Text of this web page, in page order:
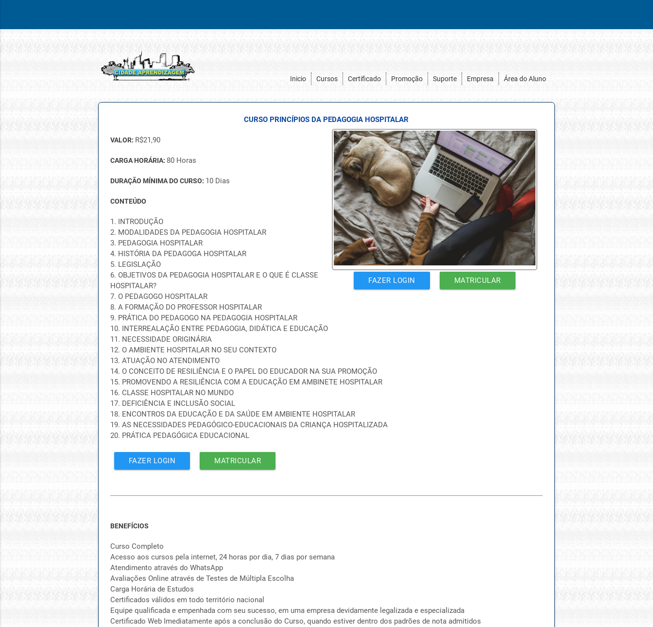
Inicio Cursos Certificado Promoção Suporte Empresa Área do Aluno
CURSO PRINCÍPIOS DA PEDAGOGIA HOSPITALAR
FAZER LOGIN MATRICULAR
VALOR: R$21,90
CARGA HORÁRIA: 80 Horas
DURAÇÃO MÍNIMA DO CURSO: 10 Dias
CONTEÚDO
1. INTRODUÇÃO
2. MODALIDADES DA PEDAGOGIA HOSPITALAR
3. PEDAGOGIA HOSPITALAR
4. HISTÓRIA DA PEDAGOGA HOSPITALAR
5. LEGISLAÇÃO
6. OBJETIVOS DA PEDAGOGIA HOSPITALAR E O QUE É CLASSE
HOSPITALAR?
7. O PEDAGOGO HOSPITALAR
8. A FORMAÇÃO DO PROFESSOR HOSPITALAR
9. PRÁTICA DO PEDAGOGO NA PEDAGOGIA HOSPITALAR
10. INTERREALAÇÃO ENTRE PEDAGOGIA, DIDÁTICA E EDUCAÇÃO
11. NECESSIDADE ORIGINÁRIA
12. O AMBIENTE HOSPITALAR NO SEU CONTEXTO
13. ATUAÇÃO NO ATENDIMENTO
14. O CONCEITO DE RESILIÊNCIA E O PAPEL DO EDUCADOR NA SUA PROMOÇÃO
15. PROMOVENDO A RESILIÊNCIA COM A EDUCAÇÃO EM AMBINETE HOSPITALAR
16. CLASSE HOSPITALAR NO MUNDO
17. DEFICIÊNCIA E INCLUSÃO SOCIAL
18. ENCONTROS DA EDUCAÇÃO E DA SAÚDE EM AMBIENTE HOSPITALAR
19. AS NECESSIDADES PEDAGÓGICO-EDUCACIONAIS DA CRIANÇA HOSPITALIZADA
20. PRÁTICA PEDAGÓGICA EDUCACIONAL
FAZER LOGIN MATRICULAR
BENEFÍCIOS
Curso Completo
Acesso aos cursos pela internet, 24 horas por dia, 7 dias por semana
Atendimento através do WhatsApp
Avaliações Online através de Testes de Múltipla Escolha
Carga Horária de Estudos
Certificados válidos em todo território nacional
Equipe qualificada e empenhada com seu sucesso, em uma empresa devidamente legalizada e especializada
Certificado Web Imediatamente após a conclusão do Curso, quando estiver dentro dos padrões de nota admitidos